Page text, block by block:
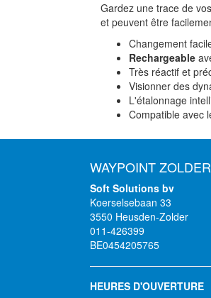
Gardez une trace de
et peuvent être
Changement
Rechargeable
Très réactif et
Visionner des
L'étalonnage
Compatible avec
WAYPOINT ZOLDER
Soft Solutions bv
Koerselsebaan 33
3550 Heusden-Zolder
011-426399
BE0454205765
HEURES D'OUVERTURE